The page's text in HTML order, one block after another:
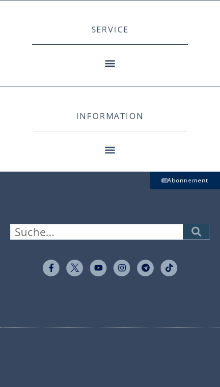
SERVICE
INFORMATION
Abonnement